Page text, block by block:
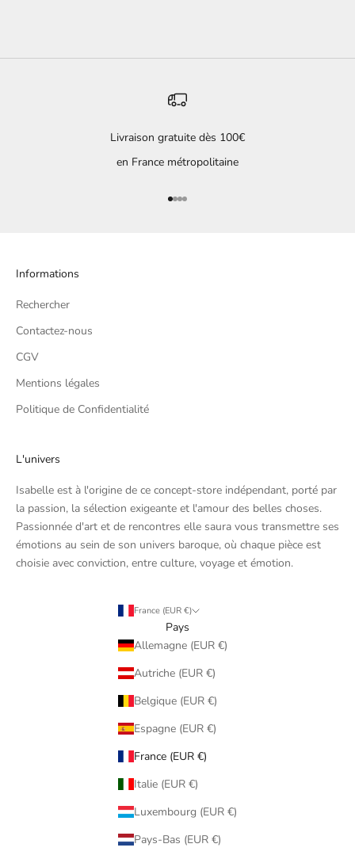
Livraison gratuite dès 100€
en France métropolitaine
Aller à l'élément 1
Aller à l'élément 2
Aller à l'élément 3
Aller à l'élément 4
Informations
Rechercher
Contactez-nous
CGV
Mentions légales
Politique de Confidentialité
L'univers
Isabelle est à l'origine de ce concept-store indépendant, porté par
la passion, la sélection exigeante et l'amour des belles choses.
Passionnée d'art et de rencontres elle saura vous transmettre ses
émotions au sein de son univers baroque, où chaque pièce est
choisie avec conviction, entre culture, voyage et émotion.
France (EUR €)
Pays
Allemagne (EUR €)
Autriche (EUR €)
Belgique (EUR €)
Espagne (EUR €)
France (EUR €)
Italie (EUR €)
Luxembourg (EUR €)
Pays-Bas (EUR €)